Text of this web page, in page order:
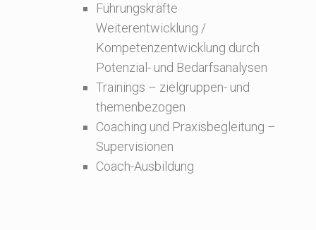
Führungskräfte
Weiterentwicklung /
Kompetenzentwicklung durch
Potenzial- und Bedarfsanalysen
Trainings – zielgruppen- und
themenbezogen
Coaching und Praxisbegleitung –
Supervisionen
Coach-Ausbildung